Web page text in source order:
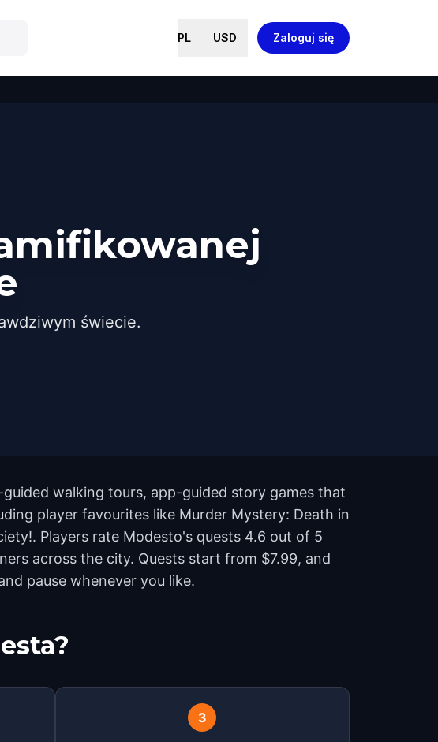
PL USD Zaloguj się
świecie.
walking tours, app-guided story games that
player favourites like Murder Mystery: Death in
Players rate Modesto's quests 4.6 out of 5
across the city. Quests start from $7.99, and
pause whenever you like.
3